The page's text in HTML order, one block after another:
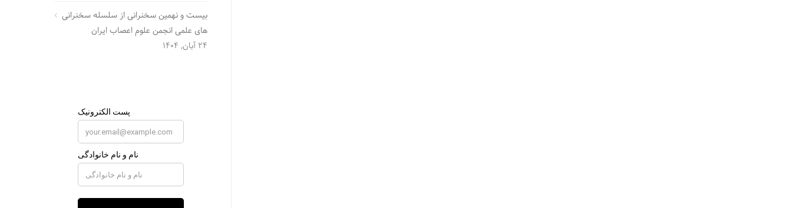
بیست و نهمین سخنرانی از سلسله سخنرانی
های علمی انجمن علوم اعصاب ایران
24 آبان, 1404